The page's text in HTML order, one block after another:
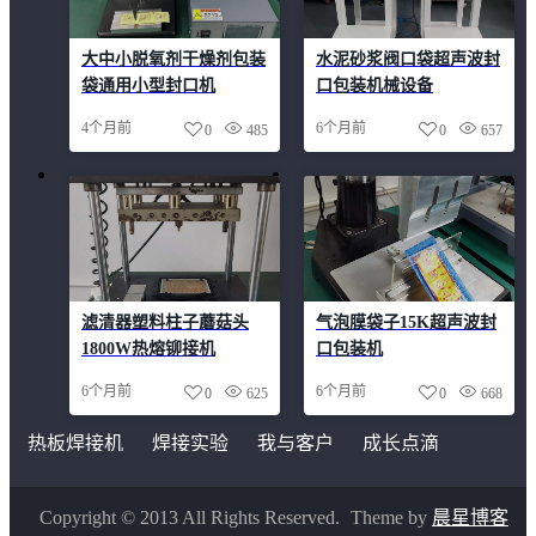
大中小脱氧剂干燥剂包装
袋通用小型封口机
4个月前 485
0
水泥砂浆阀口袋超声波封
口包装机械设备
6个月前 657
0
滤清器塑料柱子蘑菇头
1800W热熔铆接机
6个月前 625
0
气泡膜袋子15K超声波封
口包装机
6个月前 668
0
热板焊接机 焊接实验 我与客户 成长点滴
Copyright © 2013 All Rights Reserved. Theme by 晨星博客